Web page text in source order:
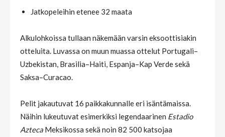
Jatkopeleihin etenee 32 maata
Alkulohkoissa tullaan näkemään varsin eksoottisiakin
otteluita. Luvassa on muun muassa ottelut Portugali–
Uzbekistan, Brasilia–Haiti, Espanja–Kap Verde sekä
Saksa–Curacao.
Pelit jakautuvat 16 paikkakunnalle eri isäntämaissa.
Näihin lukeutuvat esimerkiksi legendaarinen Estadio
Azteca Meksikossa sekä noin 82 500 katsojaa